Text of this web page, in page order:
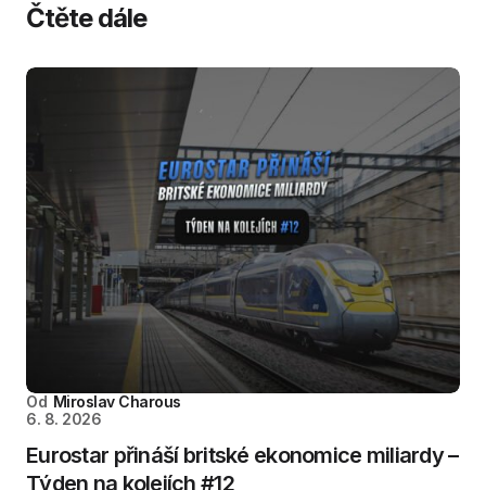
Čtěte dále
Od Miroslav Charous
6. 8. 2026
Eurostar přináší britské ekonomice miliardy –
Týden na kolejích #12